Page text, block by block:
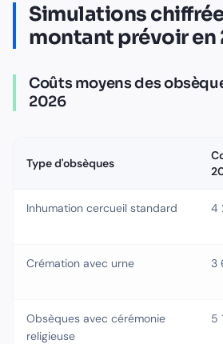
Simulations
montant prévoir en
Coûts moyens des
2026
Type d'obsèques
Inhumation cercueil standard 4
Crémation avec urne 3
Obsèques avec cérémonie
religieuse
5